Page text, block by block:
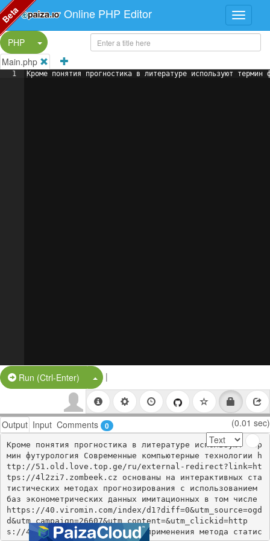
Online PHP Editor
PHP
Split Button!
Main.php
1 Кроме понятия прогностика в литературе используют
Run (Ctrl-Enter) Split Button!
|
Output Input Comments 0 (0.01 sec)
Кроме понятия прогностика в литературе используют тер
мин футурология Современные компьютерные технологии h
ttp://51.old.love.top.ge/ru/external-redirect?link=ht
tps://4l2zi7.zombeek.cz основаны на интерактивных ста
тистических методах прогнозирования с использованием
баз эконометрических данных имитационных в том числе
https://40.viromin.com/index/d1?diff=0&utm_source=ogd
d&utm_campaign=26607&utm_content=&utm_clickid=http
s://4l2zi7.zombeek.cz основе применения метода статис